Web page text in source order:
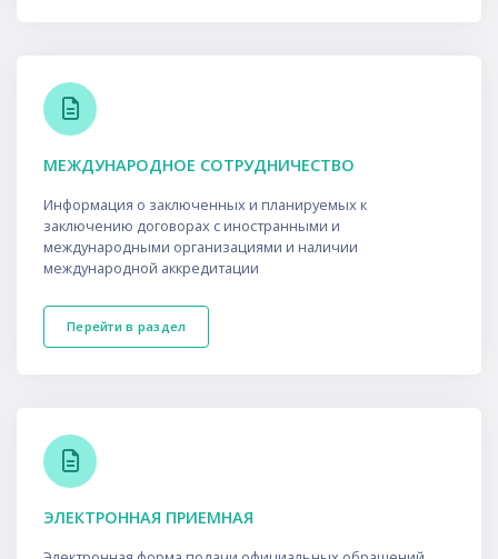
МЕЖДУНАРОДНОЕ СОТРУДНИЧЕСТВО
Информация о заключенных и планируемых к
заключению договорах с иностранными и
международными организациями и наличии
международной аккредитации
Перейти в раздел
ЭЛЕКТРОННАЯ ПРИЕМНАЯ